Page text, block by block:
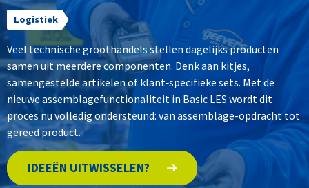
Logistiek
Veel technische groothandels stellen dagelijks producten
samen uit meerdere componenten. Denk aan kitjes,
samengestelde artikelen of klant‑specifieke sets. Met de
nieuwe assemblagefunctionaliteit in Basic LES wordt dit
proces nu volledig ondersteund: van assemblage-opdracht tot
gereed product.
IDEEËN UITWISSELEN?